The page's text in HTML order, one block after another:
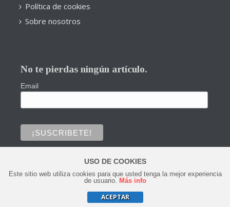
Política de cookies
Sobre nosotros
No te pierdas ningún artículo.
Email
Copyright © 2020 Todos los derechos reservados.
0
USO DE COOKIES
Este sitio web utiliza cookies para que usted tenga la mejor experiencia
de usuario. Más info
ACEPTAR